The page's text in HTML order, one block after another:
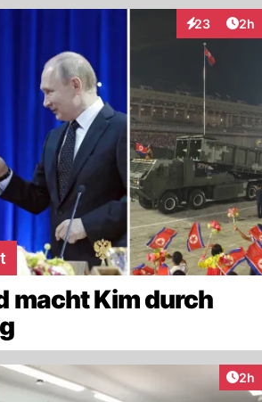
23
Interaktionen
2h
macht Kim durch
2h